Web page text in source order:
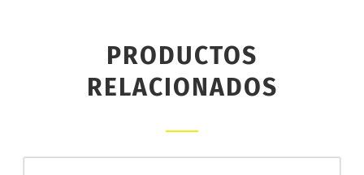
PRODUCTOS
RELACIONADOS